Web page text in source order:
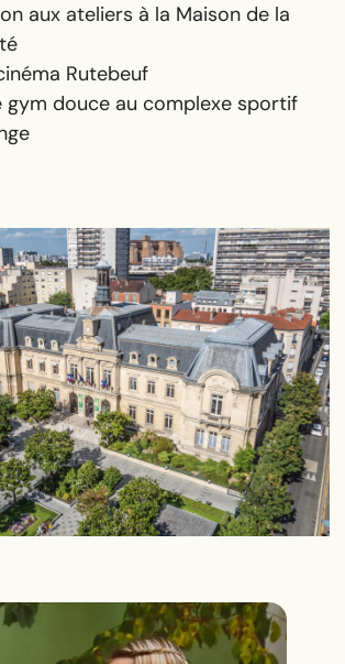
aux ateliers à la Maison de la
Rutebeuf
gym douce au complexe sportif